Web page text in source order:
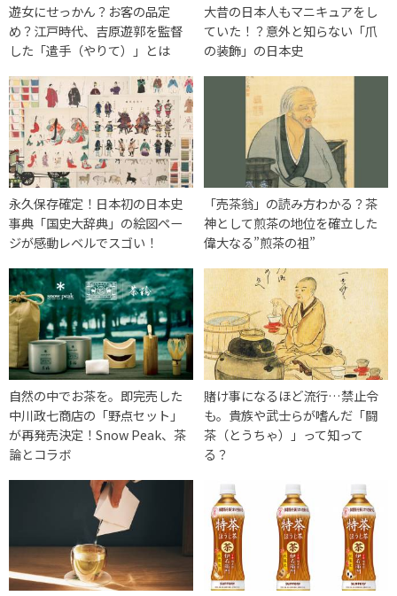
遊女にせっかん？お客の品定
め？江戸時代、吉原遊郭を監督
した「遣手（やりて）」とは
大昔の日本人もマニキュアをし
ていた！？意外と知らない「爪
の装飾」の日本史
永久保存確定！日本初の日本史
事典「国史大辞典」の絵図ペー
ジが感動レベルでスゴい！
「売茶翁」の読み方わかる？茶
神として煎茶の地位を確立した
偉大なる”煎茶の祖”
自然の中でお茶を。即完売した
中川政七商店の「野点セット」
が再発売決定！Snow Peak、茶
論とコラボ
賭け事になるほど流行…禁止令
も。貴族や武士らが嗜んだ「闘
茶（とうちゃ）」って知って
る？